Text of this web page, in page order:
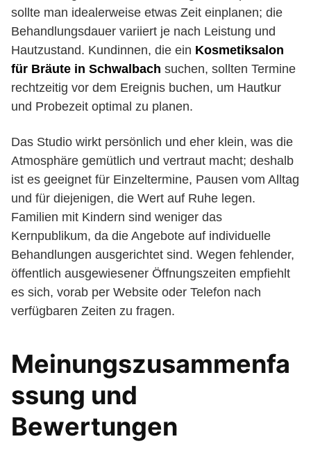
sollte man idealerweise etwas Zeit einplanen; die
Behandlungsdauer variiert je nach Leistung und
Hautzustand. Kundinnen, die ein Kosmetiksalon
für Bräute in Schwalbach suchen, sollten Termine
rechtzeitig vor dem Ereignis buchen, um Hautkur
und Probezeit optimal zu planen.
Das Studio wirkt persönlich und eher klein, was die
Atmosphäre gemütlich und vertraut macht; deshalb
ist es geeignet für Einzeltermine, Pausen vom Alltag
und für diejenigen, die Wert auf Ruhe legen.
Familien mit Kindern sind weniger das
Kernpublikum, da die Angebote auf individuelle
Behandlungen ausgerichtet sind. Wegen fehlender,
öffentlich ausgewiesener Öffnungszeiten empfiehlt
es sich, vorab per Website oder Telefon nach
verfügbaren Zeiten zu fragen.
Meinungszusammenfa
ssung und
Bewertungen